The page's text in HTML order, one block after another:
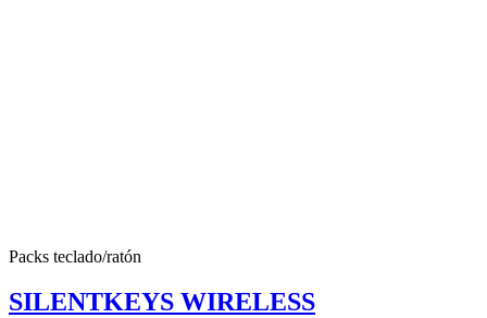
Packs teclado/ratón
SILENTKEYS WIRELESS